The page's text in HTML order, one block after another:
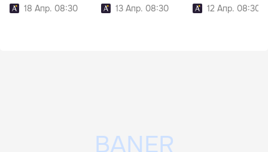
18 Апр. 08:30
13 Апр. 08:30
12 Апр. 08:30